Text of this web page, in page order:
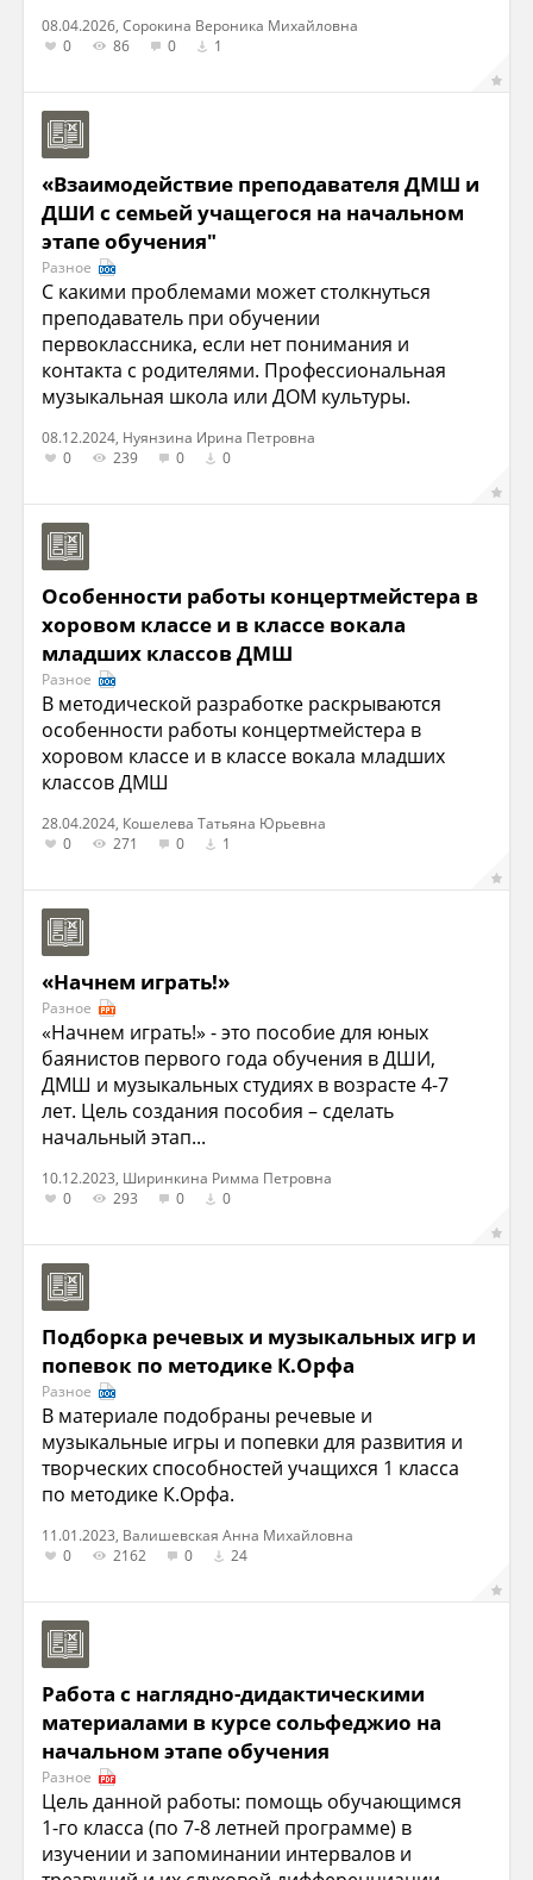
08.04.2026, Сорокина Вероника Михайловна
0
86 0 1
«Взаимодействие преподавателя ДМШ и
ДШИ с семьей учащегося на начальном
этапе обучения"
Разное
С какими проблемами может столкнуться
преподаватель при обучении
первоклассника, если нет понимания и
контакта с родителями. Профессиональная
музыкальная школа или ДОМ культуры.
08.12.2024, Нуянзина Ирина Петровна
0
239 0 0
Особенности работы концертмейстера в
хоровом классе и в классе вокала
младших классов ДМШ
Разное
В методической разработке раскрываются
особенности работы концертмейстера в
хоровом классе и в классе вокала младших
классов ДМШ
28.04.2024, Кошелева Татьяна Юрьевна
0
271 0 1
«Начнем играть!»
Разное
«Начнем играть!» - это пособие для юных
баянистов первого года обучения в ДШИ,
ДМШ и музыкальных студиях в возрасте 4-7
лет. Цель создания пособия – сделать
начальный этап...
10.12.2023, Ширинкина Римма Петровна
0
293 0 0
Подборка речевых и музыкальных игр и
попевок по методике К.Орфа
Разное
В материале подобраны речевые и
музыкальные игры и попевки для развития и
творческих способностей учащихся 1 класса
по методике К.Орфа.
11.01.2023, Валишевская Анна Михайловна
0
2162 0 24
Работа с наглядно-дидактическими
материалами в курсе сольфеджио на
начальном этапе обучения
Разное
Цель данной работы: помощь обучающимся
1-го класса (по 7-8 летней программе) в
изучении и запоминании интервалов и